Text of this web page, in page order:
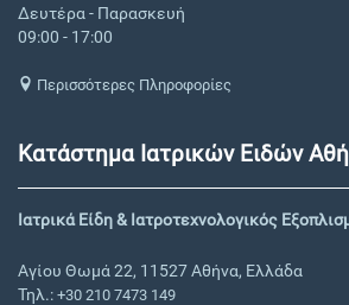
Δευτέρα - Παρασκευή
09:00 - 17:00
Περισσότερες Πληροφορίες
Κατάστημα Ιατρικών Ειδών
Ιατρικά Είδη & Ιατροτεχνολογικός
Αγίου Θωμά 22, 11527 Αθήνα, Ελλάδα
Τηλ.: +30 210 7473 149